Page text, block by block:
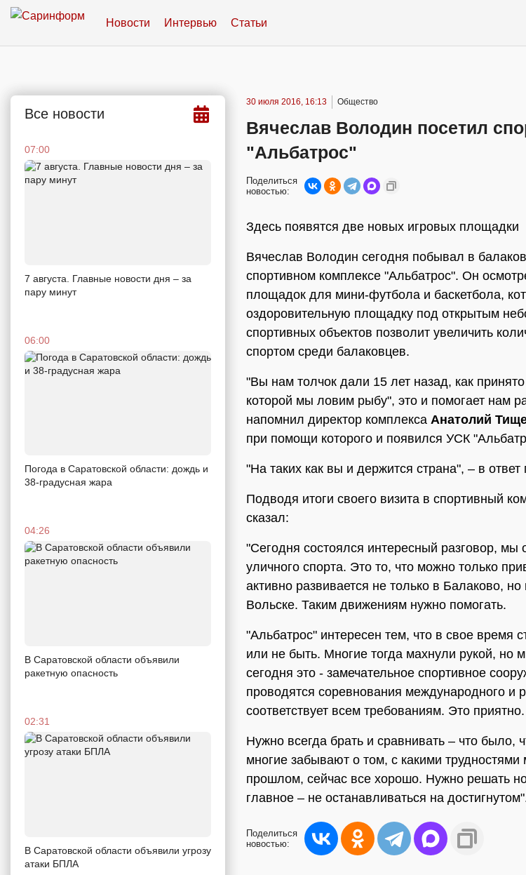
Новости Интервью Статьи
Все новости
07:00
7 августа. Главные новости дня – за
пару минут
06:00
Погода в Саратовской области: дождь и
38-градусная жара
04:26
В Саратовской области объявили
ракетную опасность
02:31
В Саратовской области объявили угрозу
атаки БПЛА
30 июля 2016, 16:13 Общество
Вячеслав Володин посетил
"Альбатрос"
Поделиться
новостью:
Здесь появятся две новых игровых площадки
Вячеслав Володин сегодня побывал в
спортивном комплексе "Альбатрос". Он
площадок для мини-футбола и баскетбола,
оздоровительную площадку под открытым
спортивных объектов позволит увеличить
спортом среди балаковцев.
"Вы нам толчок дали 15 лет назад, как принято
которой мы ловим рыбу", это и помогает нам
напомнил директор комплекса Анатолий
при помощи которого и появился УСК
"На таких как вы и держится страна", – в
Подводя итоги своего визита в спортивный
сказал:
"Сегодня состоялся интересный разговор, мы
уличного спорта. Это то, что можно только
активно развивается не только в Балаково,
Вольске. Таким движениям нужно помогать.
"Альбатрос" интересен тем, что в свое время
или не быть. Многие тогда махнули рукой, но
сегодня это - замечательное спортивное
проводятся соревнования международного и
соответствует всем требованиям. Это приятно.
Нужно всегда брать и сравнивать – что было,
многие забывают о том, с какими
прошлом, сейчас все хорошо. Нужно решать
главное – не останавливаться на
Поделиться
новостью: